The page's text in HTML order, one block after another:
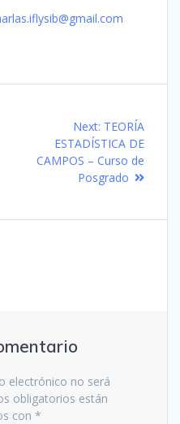
Next: Next
post:
TEORÍA
ESTADÍSTICA DE
CAMPOS – Curso de
Posgrado
electrónico no será
obligatorios están
con *